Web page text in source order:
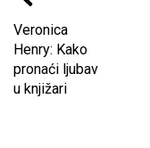
Veronica
Henry: Kako
pronaći ljubav
u knjižari